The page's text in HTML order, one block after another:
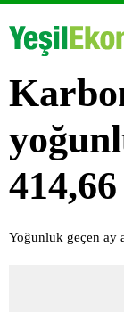
Yoğunluk geçen ay